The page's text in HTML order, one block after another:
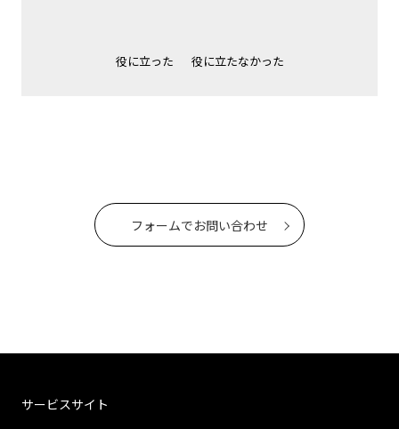
役に立った 役に立たなかった
フォームでお問い合わせ
サービスサイト